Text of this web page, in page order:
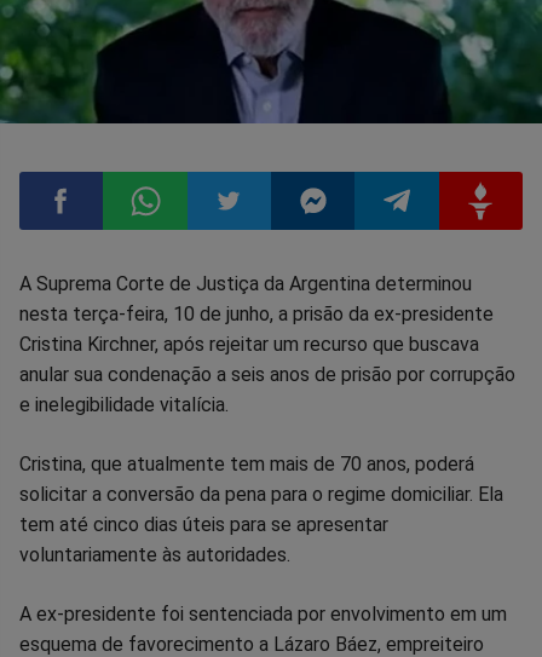
Compartilhar
no
Facebook
Compartilhar
no
Whatsapp
Compartilhar
no
Twitter
Compartilhar
no
Compartilhar
no
no
A Suprema Corte de Justiça da Argentina determinou
nesta terça-feira, 10 de junho, a prisão da ex-presidente
Cristina Kirchner, após rejeitar um recurso que buscava
anular sua condenação a seis anos de prisão por corrupção
e inelegibilidade vitalícia.
Cristina, que atualmente tem mais de 70 anos, poderá
solicitar a conversão da pena para o regime domiciliar. Ela
tem até cinco dias úteis para se apresentar
voluntariamente às autoridades.
A ex-presidente foi sentenciada por envolvimento em um
esquema de favorecimento a Lázaro Báez, empreiteiro